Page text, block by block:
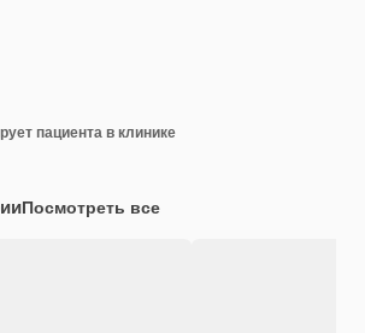
пациента в клинике
Посмотреть все